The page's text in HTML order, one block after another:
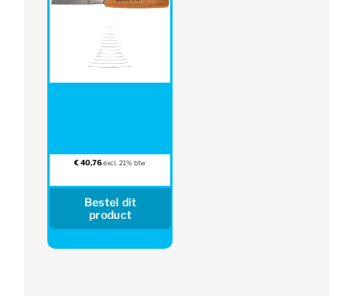
€40,76 excl. 21% btw
Bestel dit
product